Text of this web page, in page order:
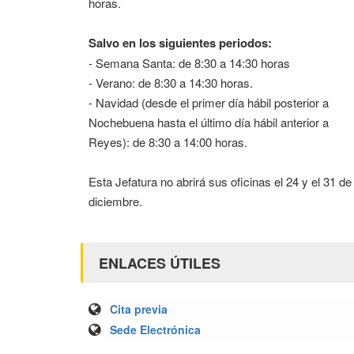
Salvo en los siguientes periodos:
- Semana Santa: de 8:30 a 14:30 horas
- Verano: de 8:30 a 14:30 horas.
- Navidad (desde el primer día hábil posterior a
Nochebuena hasta el último día hábil anterior a
Reyes): de 8:30 a 14:00 horas.
Esta Jefatura no abrirá sus oficinas el 24 y el 31 de
diciembre.
ENLACES ÚTILES
Cita previa
Sede Electrónica